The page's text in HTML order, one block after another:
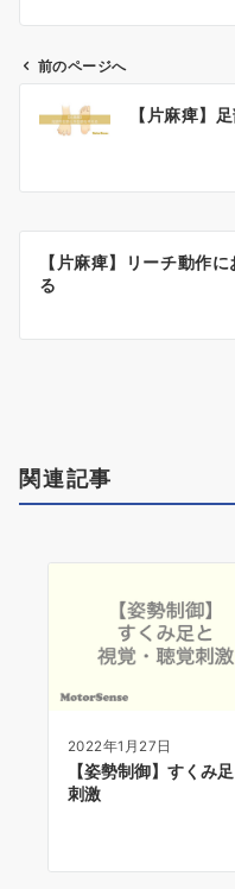
ナ
ビ
ゲ
前のページへ
【片麻痺】
【片麻痺】リーチ動作
る
関連記事
2022年1月27日
【姿勢制御】すくみ
刺激